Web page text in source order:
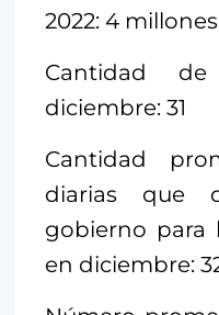
2022: 4 millones
Cantidad
diciembre: 31
Cantidad
diarias que
gobierno para
en diciembre: